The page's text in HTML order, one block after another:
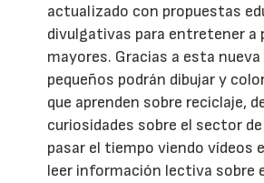
actualizado con propuestas
divulgativas para entretener a
mayores. Gracias a esta
pequeños podrán dibujar y
que aprenden sobre reciclaje,
curiosidades sobre el sector
pasar el tiempo viendo vídeos
leer información lectiva sobre